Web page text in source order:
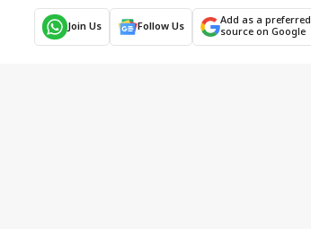
Join Us Follow Us
Add as a preferred
source on Google